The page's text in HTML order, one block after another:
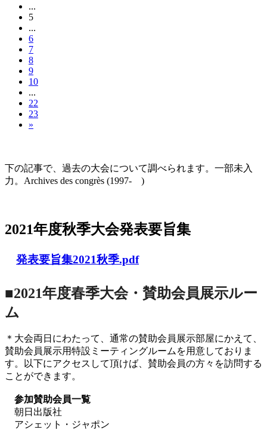
...
5
...
6
7
8
9
10
...
22
23
»
下の記事で、過去の大会について調べられます。一部未入
力。Archives des congrès (1997- )
2021年度秋季大会発表要旨集
発表要旨集2021秋季.pdf
■2021年度春季大会・賛助会員展示ルー
ム
＊大会両日にわたって、通常の賛助会員展示部屋にかえて、
賛助会員展示用特設ミーティングルームを用意しておりま
す。以下にアクセスして頂けば、賛助会員の方々を訪問する
ことができます。
参加賛助会員一覧
朝日出版社
アシェット・ジャポン